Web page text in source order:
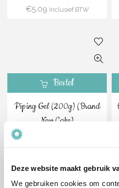
Deze website maakt gebruik
We gebruiken cookies om
€5.09 Inclusief BTW
Bestel
Piping Gel (200g) (Brand
New Cake)